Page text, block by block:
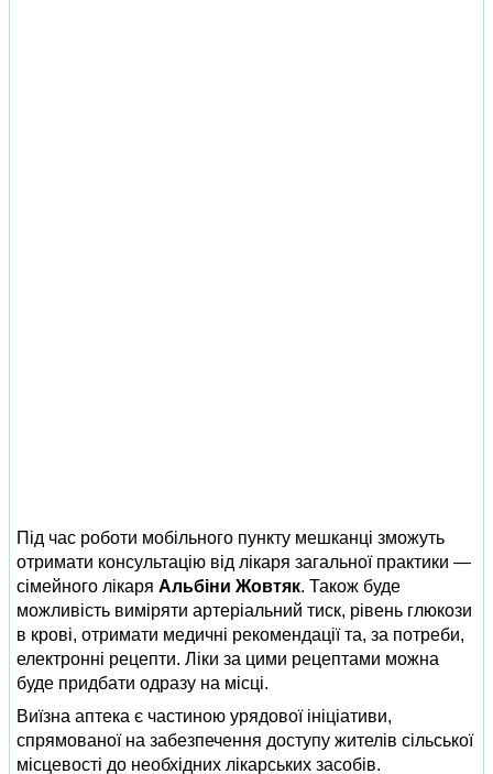
Під час роботи мобільного пункту мешканці зможуть
отримати консультацію від лікаря загальної практики —
сімейного лікаря Альбіни Жовтяк. Також буде
можливість виміряти артеріальний тиск, рівень глюкози
в крові, отримати медичні рекомендації та, за потреби,
електронні рецепти. Ліки за цими рецептами можна
буде придбати одразу на місці.
Виїзна аптека є частиною урядової ініціативи,
спрямованої на забезпечення доступу жителів сільської
місцевості до необхідних лікарських засобів.